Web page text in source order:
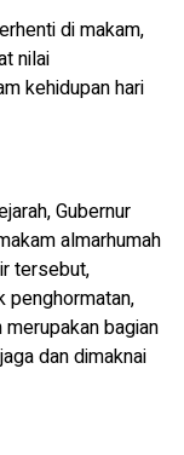
di makam,
nilai
kehidupan hari
Gubernur
almarhumah
tersebut,
penghormatan,
bagian
dan dimaknai